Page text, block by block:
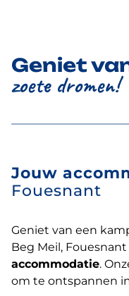
Geniet
zoete dromen!
Jouw
Fouesnant
Geniet van een
Beg Meil,
accommodatie.
om te ontspannen